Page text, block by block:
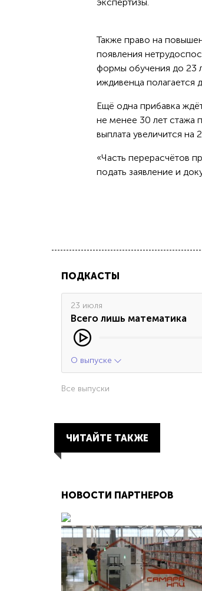
Также право на
появления
формы обучения до 23
иждивенца полагается
Ещё одна прибавка
не менее 30 лет стажа
выплата увеличится на
«Часть перерасчётов
подать заявление и
ПОДКАСТЫ
23 июля
Всего лишь математика
О выпуске
Все выпуски
ЧИТАЙТЕ ТАКЖЕ
НОВОСТИ ПАРТНЕРОВ